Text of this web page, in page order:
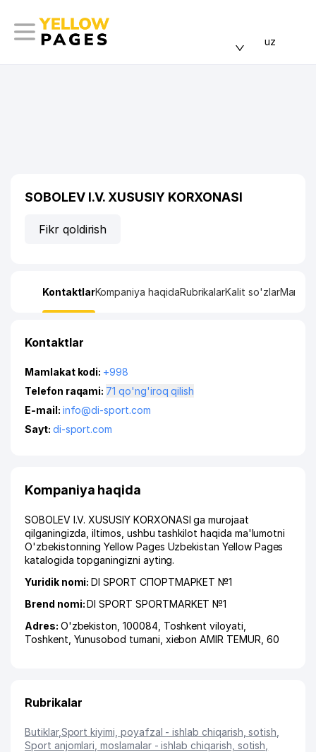
uz
SOBOLEV I.V. XUSUSIY KORXONASI
Fikr qoldirish
KontaktlarKompaniya haqidaRubrikalarKalit so'zlarManzil
Kontaktlar
Mamlakat kodi: +998
Telefon raqami:
71 qo'ng'iroq qilish
E-mail: info@di-sport.com
Sayt: di-sport.com
Kompaniya haqida
SOBOLEV I.V. XUSUSIY KORXONASI ga murojaat
qilganingizda, iltimos, ushbu tashkilot haqida ma'lumotni
O'zbekistonning Yellow Pages Uzbekistan Yellow Pages
katalogida topganingizni ayting.
Yuridik nomi:DI SPORT СПОРТМАРКЕТ №1
Brend nomi:DI SPORT SPORTMARKET №1
Adres: O'zbekiston, 100084, Toshkent viloyati
Toshkent Yunusobod tumani xiеbon AMIR TEMUR , 60
Rubrikalar
Butiklar, Sport kiyimi, poyafzal - ishlab chiqarish, sotish
Sport anjomlari, moslamalar - ishlab chiqarish, sotish